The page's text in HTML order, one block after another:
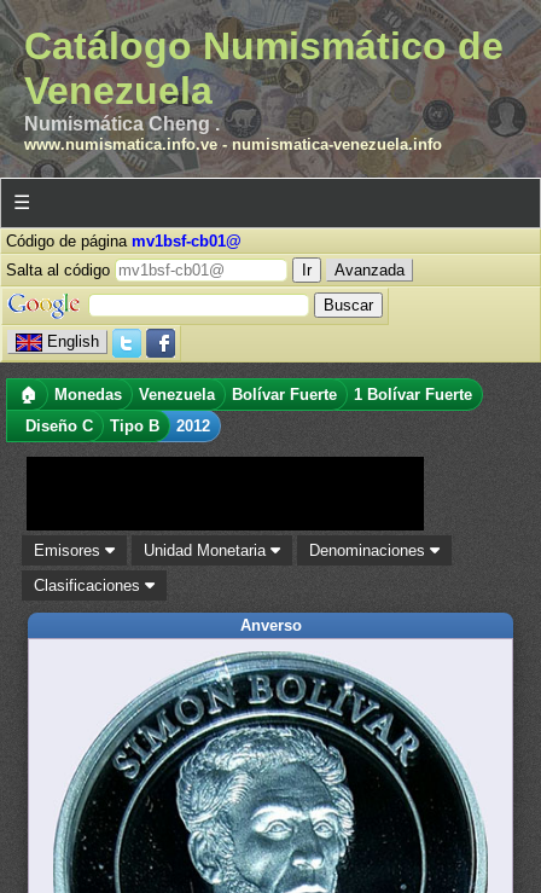
Catálogo Numismático de
Venezuela
Numismática Cheng .
www.numismatica.info.ve- numismatica-venezuela.info
☰
Código de página mv1bsf-cb01@
Salta al código
Avanzada
English
🏠 Monedas Venezuela Bolívar Fuerte
1 Bolívar Fuerte
Diseño C
Tipo B 2012
Emisores Unidad Monetaria
Denominaciones
Clasificaciones
Anverso